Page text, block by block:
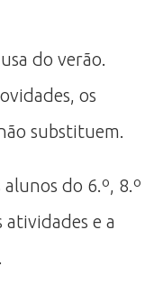
do verão.
os
substituem.
do 6.º, 8.º
atividades e a